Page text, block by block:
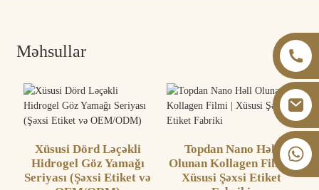
+86 13826059902
Məhsullar
Xüsusi Dörd Ləçəkli
Hidrogel Göz Yamağı
Seriyası (Şəxsi Etiket və
Topdan Nano Həll
Olunan Kollagen Filmi |
Xüsusi Şəxsi Etiket